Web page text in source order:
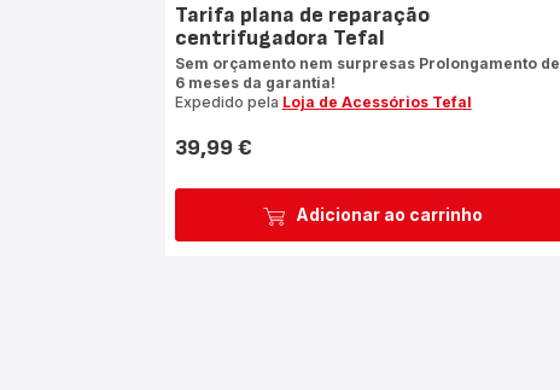
Adicionar ao carrinho
Tarifa plana de reparação
centrifugadora Tefal
Sem orçamento nem surpresas Prolongamento de
6 meses da garantia!
Expedido pela Loja de Acessórios Tefal
Preço
39,99 €